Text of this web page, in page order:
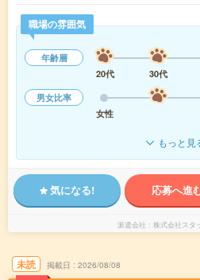
職場の雰囲気
年齢層
20代
30代
男女比率
女性
もっと見
気になる! 応募へ進
派遣会社 株式会社スタ
未読 掲載日 2026/08/08